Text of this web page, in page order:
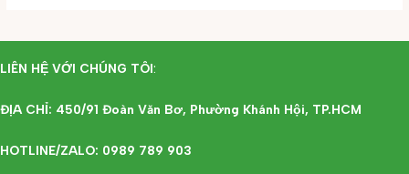
LIÊN HỆ VỚI CHÚNG TÔI:
ĐỊA CHỈ: 450/91 Đoàn Văn Bơ, Phường Khánh Hội, TP.HCM
HOTLINE/ZALO: 0989 789 903